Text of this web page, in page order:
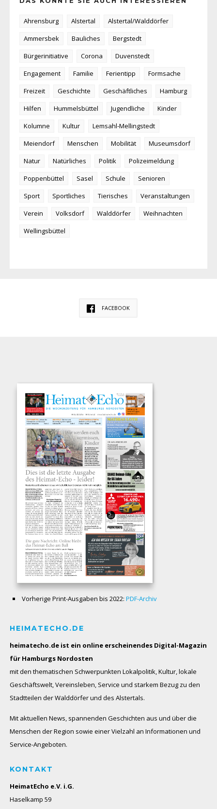
Ahrensburg Alstertal
Alstertal/Walddörfer
Ammersbek
Bauliches
Bergstedt
Bürgerinitiative
Corona
Duvenstedt
Engagement
Familie Ferientipp
Formsache
Freizeit
Geschichte Geschäftliches
Hamburg
Hilfen
Hummelsbüttel Jugendliche
Kinder
Kolumne
Kultur
Lemsahl-Mellingstedt
Meiendorf
Menschen Mobilität
Museumsdorf
Natur
Natürliches Politik
Polizeimeldung
Poppenbüttel
Sasel Schule
Senioren
Sport
Sportliches Tierisches
Veranstaltungen
Verein
Volksdorf Walddörfer
Weihnachten
Wellingsbüttel
FACEBOOK
Vorherige Print-Ausgaben bis 2022: PDF-Archiv
HEIMATECHO.DE
heimatecho.de ist ein online erscheinendes Digital-Magazin
für Hamburgs Nordosten
mit den thematischen Schwerpunkten Lokalpolitik, Kultur, lokale
Geschäftswelt, Vereinsleben, Service und starkem Bezug zu den
Stadtteilen der Walddörfer und des Alstertals.
Mit aktuellen News, spannenden Geschichten aus und über die
Menschen der Region sowie einer Vielzahl an Informationen und
Service-Angeboten.
KONTAKT
HeimatEcho e.V. i.G.
Haselkamp 59